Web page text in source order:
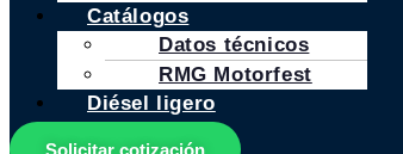
Catálogos
Datos técnicos
RMG Motorfest
Diésel ligero
Solicitar cotización